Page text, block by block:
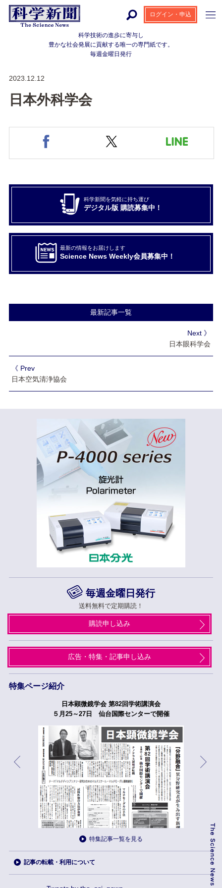
科学技術の進歩に寄与し
豊かな社会発展に貢献する唯一の専門紙です。
毎週金曜日発行
ログイン・申込
2023.12.12
日本外科学会
科学新聞を気軽に持ち運び
デジタル版 購読募集中！
最新の情報をお届けします
Science News Weekly会員募集中！
最新記事一覧
Next 》
日本眼科学会
《 Prev
日本空気清浄協会
毎週金曜日発行
送料無料で定期購読！
購読申し込み
広告・特集・記事申し込み
特集ページ紹介
日本顕微鏡学会 第82回学術講演会
５月25～27日 仙台国際センターで開催
特集記事一覧を見る
記事の転載・利用について